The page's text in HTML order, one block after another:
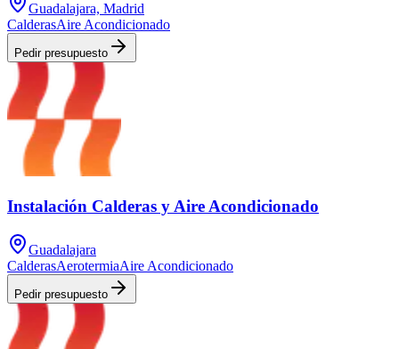
Guadalajara, Madrid
CalderasAire Acondicionado
Pedir presupuesto
Instalación Calderas y Aire Acondicionado
Guadalajara
CalderasAerotermiaAire Acondicionado
Pedir presupuesto